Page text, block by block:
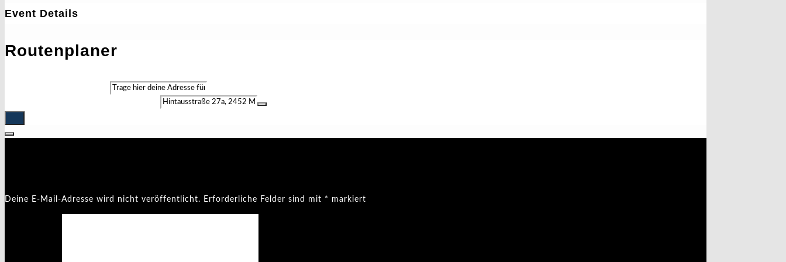
Event Details
Routenplaner
Deine E-Mail-Adresse wird nicht veröffentlicht. Erforderliche Felder sind mit * markiert